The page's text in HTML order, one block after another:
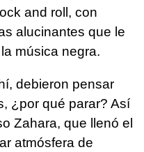
and roll, con
alucinantes que le
música negra.
debieron pensar
¿por qué parar? Así
Zahara, que llenó el
atmósfera de